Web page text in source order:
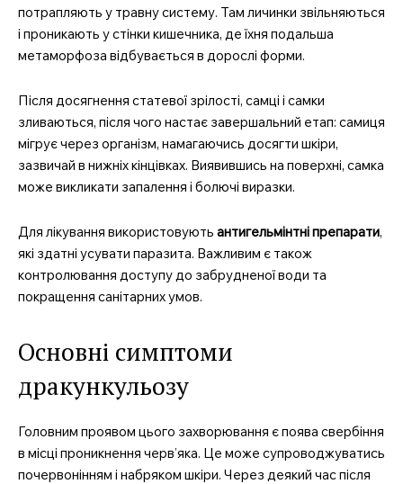
потрапляють у травну систему. Там личинки звільняються
і проникають у стінки кишечника, де їхня подальша
метаморфоза відбувається в дорослі форми.
Після досягнення статевої зрілості, самці і самки
зливаються, після чого настає завершальний етап: самиця
мігрує через організм, намагаючись досягти шкіри,
зазвичай в нижніх кінцівках. Виявившись на поверхні, самка
може викликати запалення і болючі виразки.
Для лікування використовують антигельмінтні препарати,
які здатні усувати паразита. Важливим є також
контролювання доступу до забрудненої води та
покращення санітарних умов.
Основні симптоми
дракункульозу
Головним проявом цього захворювання є поява свербіння
в місці проникнення черв’яка. Це може супроводжуватись
почервонінням і набряком шкіри. Через деякий час після